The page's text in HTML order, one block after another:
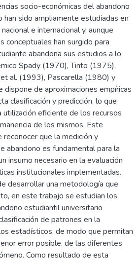
socio-económicas del abandono
han sido ampliamente estudiadas en
e internacional y, aunque
conceptuales han surgido para
abandona sus estudios a lo
Spady (1970), Tinto (1975),
al. (1993), Pascarella (1980) y
de aproximaciones empíricas
clasificación y predicción, lo que
eficiente de los recursos
de los mismos. Este
que la medición y
abandono es fundamental para la
insumo necesario en la evaluación
institucionales implementadas.
desarrollar una metodología que
en este trabajo se estudian los
estudiantil universitario
de patrones en la
estadísticos, de modo que permitan
error posible, de las diferentes
Como resultado de esta